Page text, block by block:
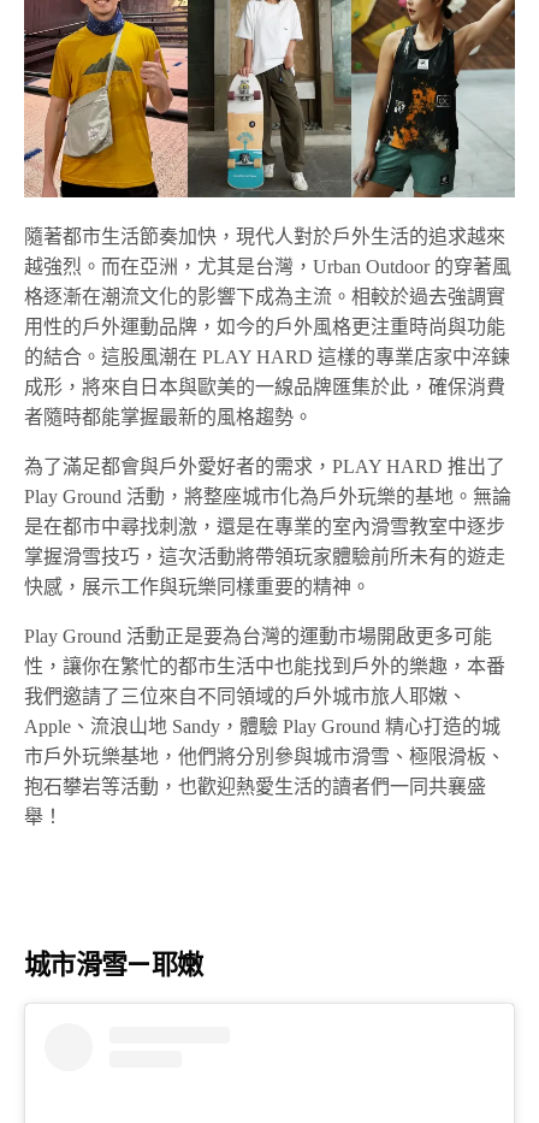
隨著都市生活節奏加快，現代人對於戶外生活的追求越來
越強烈。而在亞洲，尤其是台灣，Urban Outdoor 的穿著風
格逐漸在潮流文化的影響下成為主流。相較於過去強調實
用性的戶外運動品牌，如今的戶外風格更注重時尚與功能
的結合。這股風潮在 PLAY HARD 這樣的專業店家中淬鍊
成形，將來自日本與歐美的一線品牌匯集於此，確保消費
者隨時都能掌握最新的風格趨勢。
為了滿足都會與戶外愛好者的需求，PLAY HARD 推出了
Play Ground 活動，將整座城市化為戶外玩樂的基地。無論
是在都市中尋找刺激，還是在專業的室內滑雪教室中逐步
掌握滑雪技巧，這次活動將帶領玩家體驗前所未有的遊走
快感，展示工作與玩樂同樣重要的精神。
Play Ground 活動正是要為台灣的運動市場開啟更多可能
性，讓你在繁忙的都市生活中也能找到戶外的樂趣，本番
我們邀請了三位來自不同領域的戶外城市旅人耶嫩、
Apple、流浪山地 Sandy，體驗 Play Ground 精心打造的城
市戶外玩樂基地，他們將分別參與城市滑雪、極限滑板、
抱石攀岩等活動，也歡迎熱愛生活的讀者們一同共襄盛
舉！
城市滑雪—耶嫩